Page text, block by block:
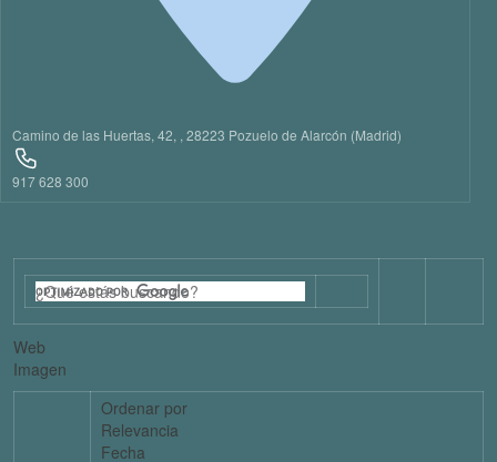
Camino de las Huertas, 42, , 28223 Pozuelo de Alarcón (Madrid)
917 628 300
Web
Imagen
Ordenar por
Relevancia
Fecha